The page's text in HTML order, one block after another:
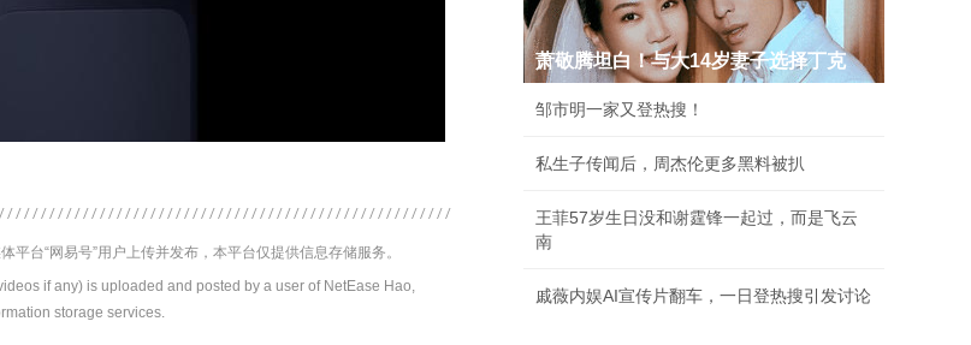
台“网易号”用户上传并发布，本平台仅提供信息存储服务。
if any) is uploaded and posted by a user of NetEase Hao,
storage services.
萧敬腾坦白！与大14岁妻子选择丁克
邹市明一家又登热搜！
私生子传闻后，周杰伦更多黑料被扒
王菲57岁生日没和谢霆锋一起过，而是飞云
南
戚薇内娱AI宣传片翻车，一日登热搜引发讨论